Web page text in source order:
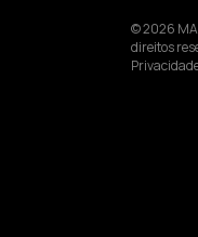
© 2026
direitos